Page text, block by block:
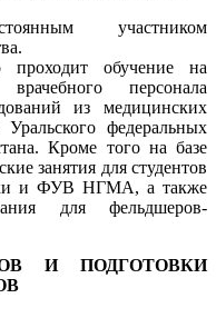
участником
проходит обучение на
персонала
из медицинских
федеральных
Кроме того на базе
занятия для студентов
и ФУВ НГМА, а также
для фельдшеров-
И ПОДГОТОВКИ